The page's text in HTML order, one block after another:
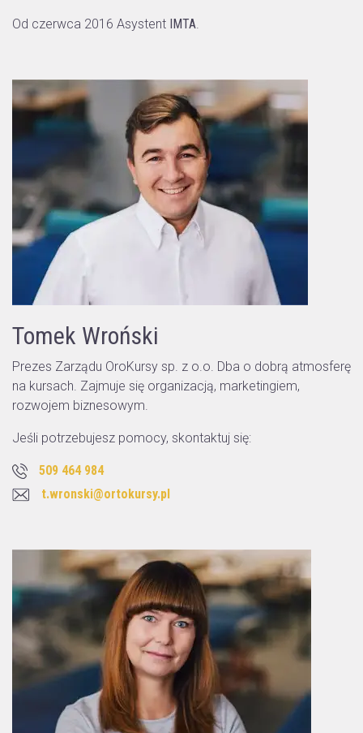
Od czerwca 2016 Asystent IMTA.
Tomek Wroński
Prezes Zarządu OroKursy sp. z o.o. Dba o dobrą atmosferę
na kursach. Zajmuje się organizacją, marketingiem,
rozwojem biznesowym.
Jeśli potrzebujesz pomocy, skontaktuj się:
509 464 984
t.wronski@ortokursy.pl